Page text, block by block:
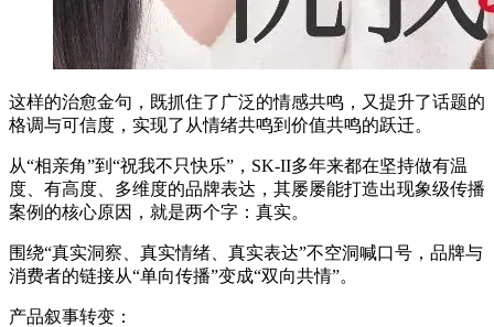
这样的治愈金句，既抓住了广泛的情感共鸣，又提升了话题的
格调与可信度，实现了从情绪共鸣到价值共鸣的跃迁。
从“相亲角”到“祝我不只快乐”，SK-II多年来都在坚持做有温
度、有高度、多维度的品牌表达，其屡屡能打造出现象级传播
案例的核心原因，就是两个字：真实。
围绕“真实洞察、真实情绪、真实表达”不空洞喊口号，品牌与
消费者的链接从“单向传播”变成“双向共情”。
产品叙事转变：